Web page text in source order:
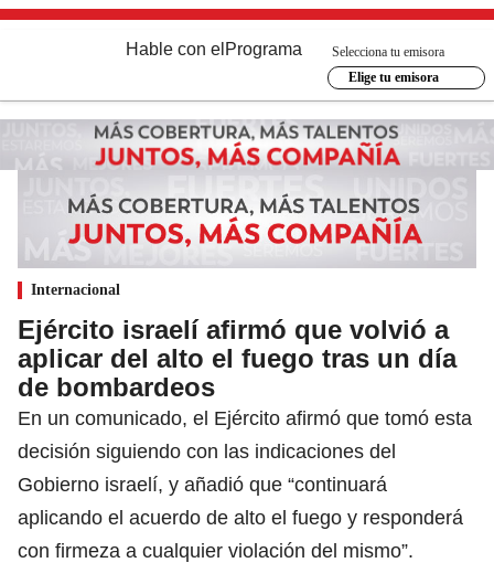
Hable con el Programa
Selecciona tu emisora
Elige tu emisora
Internacional
Ejército israelí afirmó que volvió a
aplicar del alto el fuego tras un día
de bombardeos
En un comunicado, el Ejército afirmó que tomó esta
decisión siguiendo con las indicaciones del
Gobierno israelí, y añadió que “continuará
aplicando el acuerdo de alto el fuego y responderá
con firmeza a cualquier violación del mismo”.